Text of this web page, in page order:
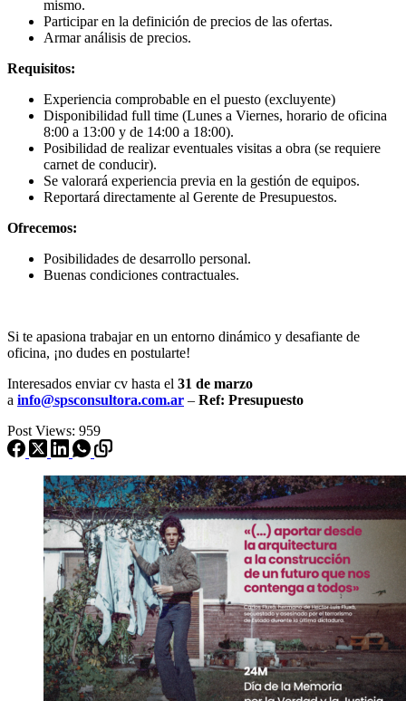
mismo.
Participar en la definición de precios de las ofertas.
Armar análisis de precios.
Requisitos:
Experiencia comprobable en el puesto (excluyente)
Disponibilidad full time (Lunes a Viernes, horario de oficina
8:00 a 13:00 y de 14:00 a 18:00).
Posibilidad de realizar eventuales visitas a obra (se requiere
carnet de conducir).
Se valorará experiencia previa en la gestión de equipos.
Reportará directamente al Gerente de Presupuestos.
Ofrecemos:
Posibilidades de desarrollo personal.
Buenas condiciones contractuales.
Si te apasiona trabajar en un entorno dinámico y desafiante de
oficina, ¡no dudes en postularte!
Interesados enviar cv hasta el 31 de marzo
a info@spsconsultora.com.ar – Ref: Presupuesto
Post Views: 959